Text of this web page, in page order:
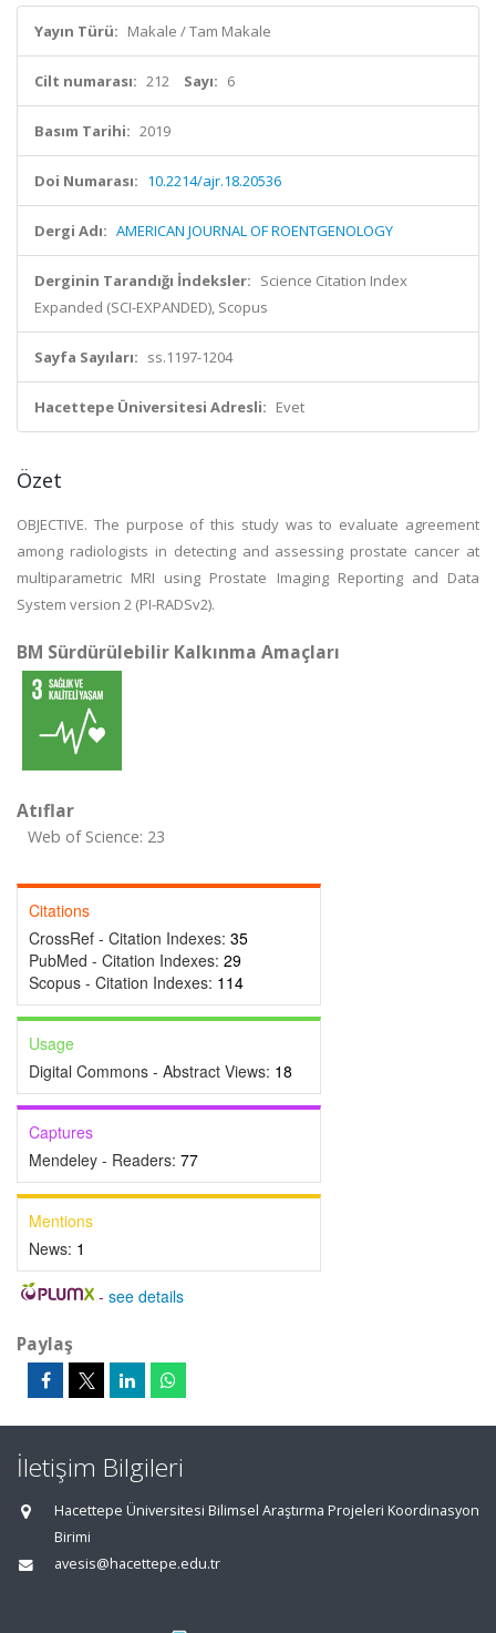
Yayın Türü: Makale / Tam Makale
Cilt numarası: 212 Sayı: 6
Basım Tarihi: 2019
Doi Numarası: 10.2214/ajr.18.20536
Dergi Adı: AMERICAN JOURNAL OF ROENTGENOLOGY
Derginin Tarandığı İndeksler: Science Citation Index
Expanded (SCI-EXPANDED), Scopus
Sayfa Sayıları: ss.1197-1204
Hacettepe Üniversitesi Adresli: Evet
Özet
OBJECTIVE. The purpose of this study was to evaluate agreement
among radiologists in detecting and assessing prostate cancer at
multiparametric MRI using Prostate Imaging Reporting and Data
System version 2 (PI-RADSv2).
BM Sürdürülebilir Kalkınma Amaçları
Atıflar
Web of Science: 23
Citations
CrossRef - Citation Indexes: 35
PubMed - Citation Indexes: 29
Scopus - Citation Indexes: 114
Usage
Digital Commons - Abstract Views: 18
Captures
Mendeley - Readers: 77
Mentions
News: 1
- see details
Paylaş
İletişim Bilgileri
Hacettepe Üniversitesi Bilimsel Araştırma Projeleri Koordinasyon
Birimi
avesis@hacettepe.edu.tr